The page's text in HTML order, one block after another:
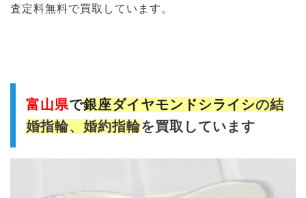
査定料無料で買取しています。
富山県で銀座ダイヤモンドシライシの結
婚指輪、婚約指輪を買取しています